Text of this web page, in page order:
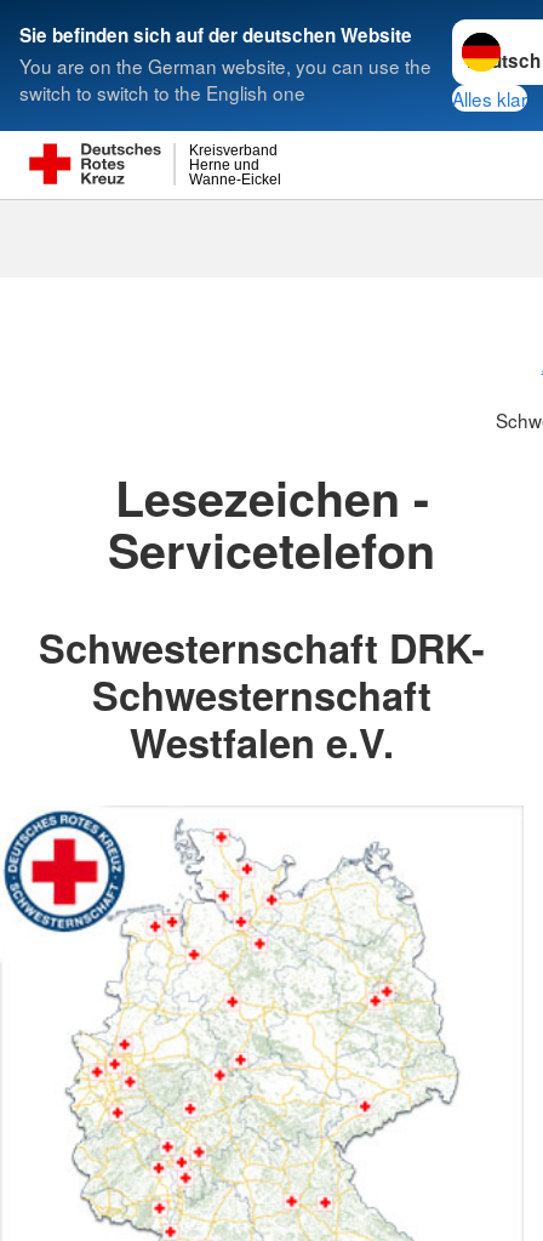
Sie befinden sich auf der deutschen Website
You are on the German website, you can use the
switch to switch to the English one
Sprache
Alles klar
Wanne-Eickel
Herne und
Kreisverband
Suche
Lesezeichen -
Servicetelefon
Schwesternschaft DRK-
Schwesternschaft
Westfalen e.V.